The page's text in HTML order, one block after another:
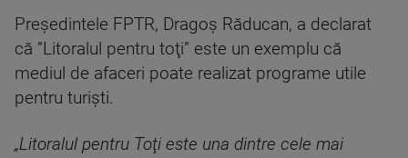
Preşedintele FPTR, Dragoş Răducan, a declarat
că ”Litoralul pentru toţi” este un exemplu că
mediul de afaceri poate realizat programe utile
pentru turişti.
„Litoralul pentru Toţi este una dintre cele mai